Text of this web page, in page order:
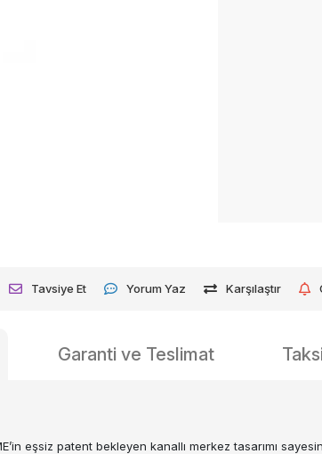
Tavsiye Et Yorum Yaz Karşılaştır
Garanti ve Teslimat
eşsiz patent bekleyen kanallı merkez tasarımı